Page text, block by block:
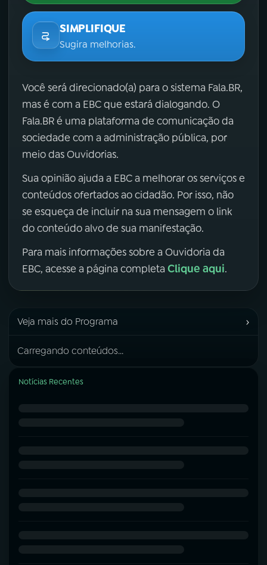
SIMPLIFIQUE
Sugira melhorias.
Você será direcionado(a) para o sistema Fala.BR,
mas é com a EBC que estará dialogando. O
Fala.BR é uma plataforma de comunicação da
sociedade com a administração pública, por
meio das Ouvidorias.
Sua opinião ajuda a EBC a melhorar os serviços e
conteúdos ofertados ao cidadão. Por isso, não
se esqueça de incluir na sua mensagem o link
do conteúdo alvo de sua manifestação.
Para mais informações sobre a Ouvidoria da
EBC, acesse a página completa Clique aqui.
Veja mais do Programa ›
Carregando conteúdos...
Notícias Recentes